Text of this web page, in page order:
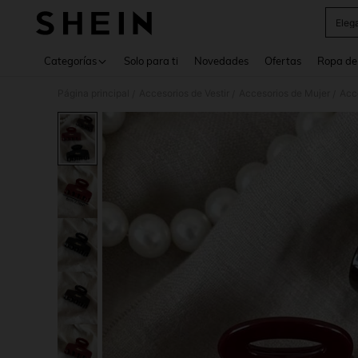
Categorías Solo para ti Novedades Ofertas Ropa